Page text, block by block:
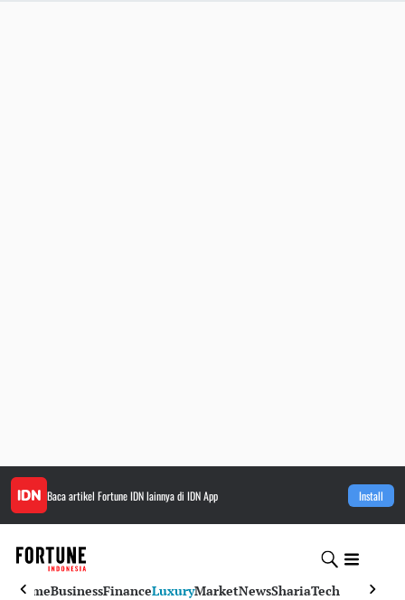
Baca artikel Fortune IDNlainnya di IDN App Install
HomeBusinessFinanceLuxuryMarketNewsShariaTech